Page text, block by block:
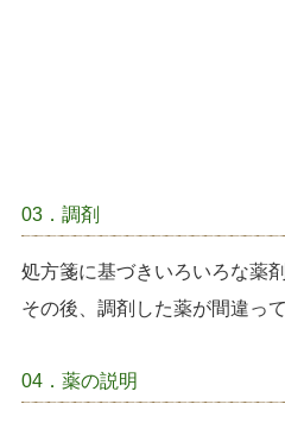
03．調剤
処方箋に基づきいろいろな薬
その後、調剤した薬が間違っ
04．薬の説明